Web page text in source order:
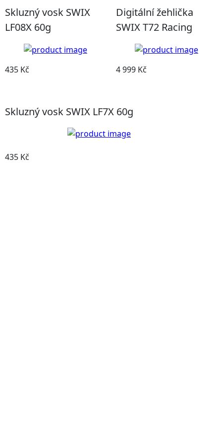
Skluzný vosk SWIX
LF08X 60g
435 Kč
Digitální žehlička
SWIX T72 Racing
4 999 Kč
Skluzný vosk SWIX LF7X 60g
435 Kč